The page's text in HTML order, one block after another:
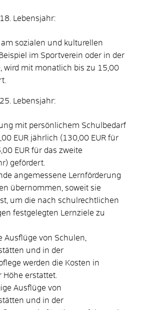
Lebensjahr:
am sozialen und kulturellen
im Sportverein oder in der
wird mit monatlich bis zu 15,00
Lebensjahr:
mit persönlichem Schulbedarf
EUR jährlich (130,00 EUR für
EUR für das zweite
gefördert.
angemessene Lernförderung
übernommen, soweit sie
um die nach schulrechtlichen
festgelegten Lernziele zu
Ausflüge von Schulen,
und in der
werden die Kosten in
erstattet.
Ausflüge von
und in der